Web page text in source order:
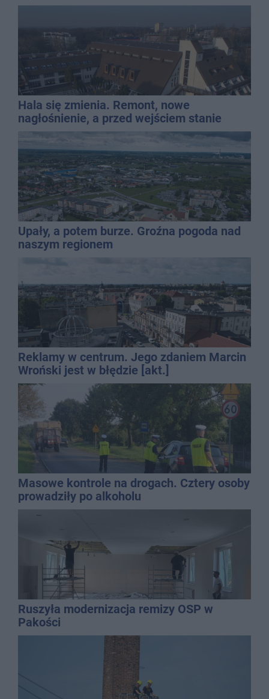
Hala się zmienia. Remont, nowe
nagłośnienie, a przed wejściem stanie
QEMETICA ARENA
Upały, a potem burze. Groźna pogoda nad
naszym regionem
Reklamy w centrum. Jego zdaniem Marcin
Wroński jest w błędzie [akt.]
Masowe kontrole na drogach. Cztery osoby
prowadziły po alkoholu
Ruszyła modernizacja remizy OSP w
Pakości